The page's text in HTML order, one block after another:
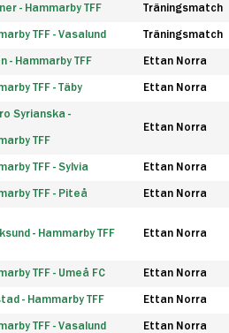
- Hammarby TFF Träningsmatch
TFF - Vasalund Träningsmatch
- Hammarby TFF Ettan Norra
TFF - Täby Ettan Norra
Syrianska -
TFF
Ettan Norra
TFF - Sylvia Ettan Norra
TFF - Piteå Ettan Norra
- Hammarby TFF Ettan Norra
TFF - Umeå FC Ettan Norra
- Hammarby TFF Ettan Norra
TFF - Vasalund Ettan Norra